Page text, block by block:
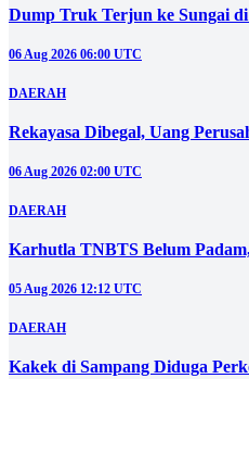
Dump Truk Terjun ke Sungai
06 Aug 2026 06:00 UTC
DAERAH
Rekayasa Dibegal, Uang
06 Aug 2026 02:00 UTC
DAERAH
Karhutla TNBTS Belum
05 Aug 2026 12:12 UTC
DAERAH
Kakek di Sampang Diduga